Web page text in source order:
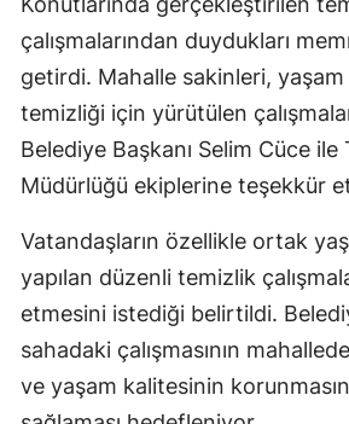
çalışmalarından duydukları
getirdi. Mahalle sakinleri, yaşam
temizliği için yürütülen
Belediye Başkanı Selim Cüce
Müdürlüğü ekiplerine teşekkür
Vatandaşların özellikle ortak
yapılan düzenli temizlik
etmesini istediği belirtildi.
sahadaki çalışmasının
ve yaşam kalitesinin